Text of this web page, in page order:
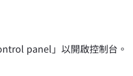
panel」以開啟控制台。